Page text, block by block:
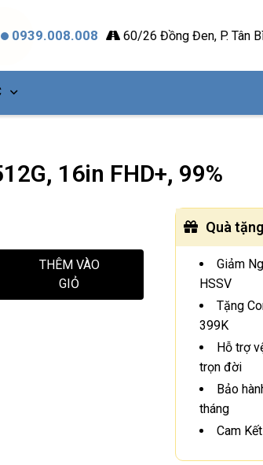
0939.008.008 60/26 Đồng Đen, P. Tân
16in FHD+, 99%
THÊM VÀO
GIỎ
Quà tặng
Giảm
HSSV
Tặng
399K
Hỗ trợ
trọn đời
Bảo
tháng
Cam